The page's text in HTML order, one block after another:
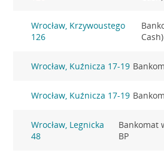
Wrocław, Krzywoustego
126
Cash)
Wrocław, Kuźnicza 17-19
Wrocław, Kuźnicza 17-19
Wrocław, Legnicka
48
Bankomat
BP